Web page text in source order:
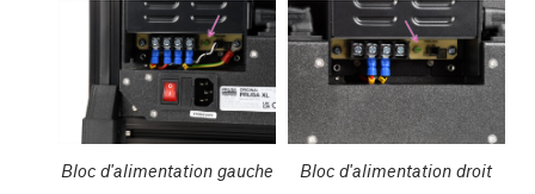
Bloc d'alimentation gauche Bloc d'alimentation droit